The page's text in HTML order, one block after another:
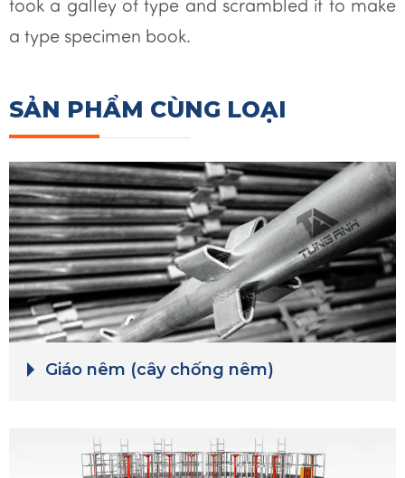
took a galley of type and scrambled it to make
a type specimen book.
SẢN PHẨM CÙNG LOẠI
Giáo nêm (cây chống nêm)